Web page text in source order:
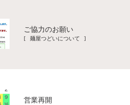
ご協力のお願い
[ 麺屋つどいについて ]
営業再開